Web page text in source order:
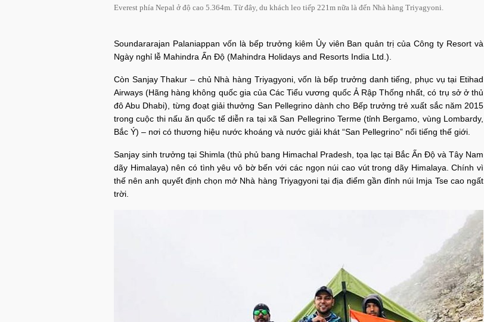
Everest phía Nepal ở độ cao 5.364m. Từ đây, du khách leo tiếp 221m nữa là đến Nhà hàng Triyagyoni.
Soundararajan Palaniappan vốn là bếp trưởng kiêm Ủy viên Ban quản trị của Công ty Resort và
Ngày nghỉ lễ Mahindra Ấn Độ (Mahindra Holidays and Resorts India Ltd.).
Còn Sanjay Thakur – chủ Nhà hàng Triyagyoni, vốn là bếp trưởng danh tiếng, phục vụ tại Etihad
Airways (Hãng hàng không quốc gia của Các Tiểu vương quốc Ả Rập Thống nhất, có trụ sở ở thủ
đô Abu Dhabi), từng đoạt giải thưởng San Pellegrino dành cho Bếp trưởng trẻ xuất sắc năm 2015
trong cuộc thi nấu ăn quốc tế diễn ra tại xã San Pellegrino Terme (tỉnh Bergamo, vùng Lombardy,
Bắc Ý) – nơi có thương hiệu nước khoáng và nước giải khát “San Pellegrino” nổi tiếng thế giới.
Sanjay sinh trưởng tại Shimla (thủ phủ bang Himachal Pradesh, tọa lạc tại Bắc Ấn Độ và Tây Nam
dãy Himalaya) nên có tình yêu vô bờ bến với các ngọn núi cao vút trong dãy Himalaya. Chính vì
thế nên anh quyết định chọn mở Nhà hàng Triyagyoni tại địa điểm gần đỉnh núi Imja Tse cao ngất
trời.